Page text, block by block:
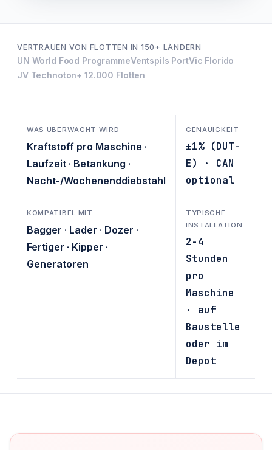
VERTRAUEN VON FLOTTEN IN 150+ LÄNDERN
UN World Food ProgrammeVentspils PortVic Florido
JV Technoton+ 12.000 Flotten
WAS ÜBERWACHT WIRD
Kraftstoff pro Maschine ·
Laufzeit · Betankung ·
Nacht-/Wochenenddiebstahl
GENAUIGKEIT
±1% (DUT-
E) · CAN
optional
KOMPATIBEL MIT
Bagger · Lader · Dozer ·
Fertiger · Kipper ·
Generatoren
TYPISCHE
INSTALLATION
2-4
Stunden
pro
Maschine
· auf
Baustelle
oder im
Depot